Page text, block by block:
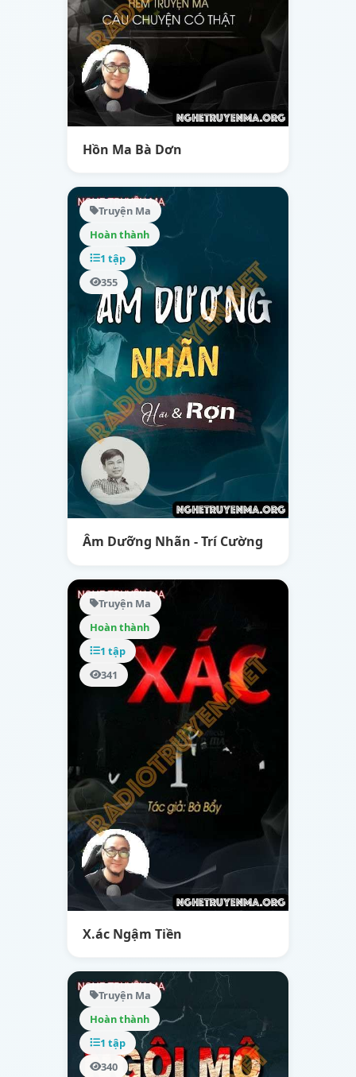
Hồn Ma Bà Dơn
Truyện Ma
Hoàn thành
1 tập
355
Âm Dưỡng Nhãn - Trí Cường
Truyện Ma
Hoàn thành
1 tập
341
X.ác Ngậm Tiền
Truyện Ma
Hoàn thành
1 tập
340